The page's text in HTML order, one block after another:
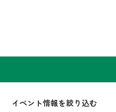
イベント情報を絞り込む